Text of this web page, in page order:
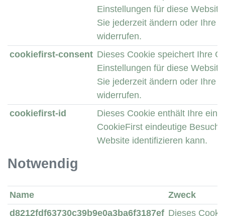
Notwendig
Einstellungen für diese
Sie jederzeit ändern oder Ihre
widerrufen.
cookiefirst-consent Dieses Cookie speichert Ihre
Einstellungen für diese
Sie jederzeit ändern oder Ihre
widerrufen.
cookiefirst-id
Dieses Cookie enthält Ihre
CookieFirst eindeutige
Website identifizieren kann.
Name
Zweck
d8212fdf63730c39b9e0a3ba6f3187ef Dieses